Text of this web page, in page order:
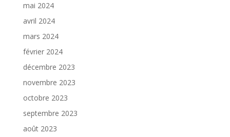
mai 2024
avril 2024
mars 2024
février 2024
décembre 2023
novembre 2023
octobre 2023
septembre 2023
août 2023